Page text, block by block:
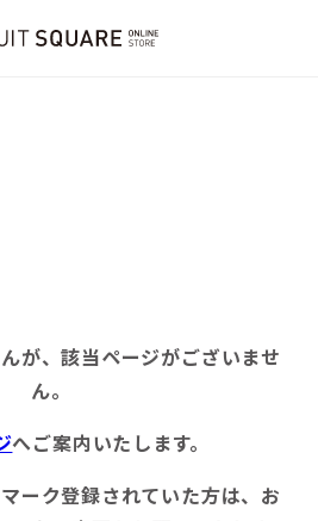
が、該当ページがございませ
ん。
へご案内いたします。
ーク登録されていた方は、お